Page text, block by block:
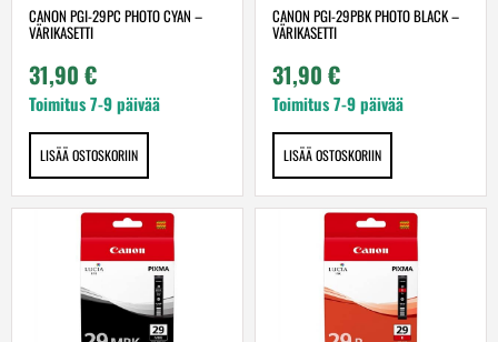
CANON PGI-29PC PHOTO CYAN –
VÄRIKASETTI
31,90 €
Toimitus 7-9 päivää
LISÄÄ OSTOSKORIIN
CANON PGI-29PBK PHOTO BLACK –
VÄRIKASETTI
31,90 €
Toimitus 7-9 päivää
LISÄÄ OSTOSKORIIN